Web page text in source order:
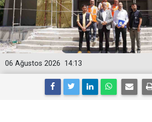
14:13
06 Ağustos 2026